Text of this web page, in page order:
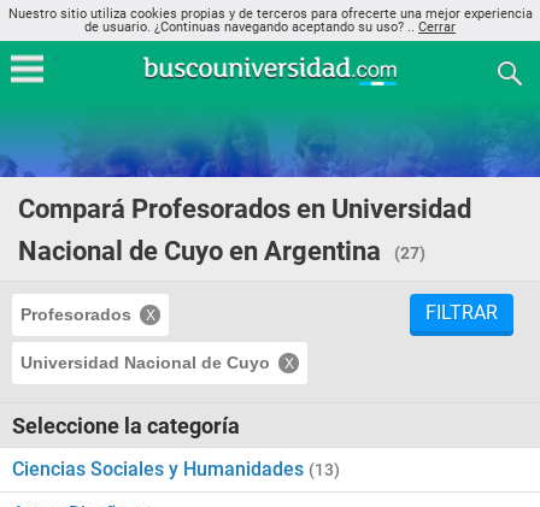
Nuestro sitio utiliza cookies propias y de terceros para ofrecerte una mejor experiencia
de usuario. ¿Continuas navegando aceptando su uso? .. Cerrar
Compará Profesorados en Universidad
Nacional de Cuyo en Argentina
(27)
Profesorados
Universidad Nacional de Cuyo
FILTRAR
Seleccione la categoría
Ciencias Sociales y Humanidades (13)